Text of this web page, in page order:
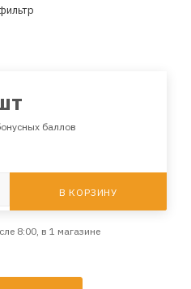
баллов
В КОРЗИНУ
8:00, в 1 магазине